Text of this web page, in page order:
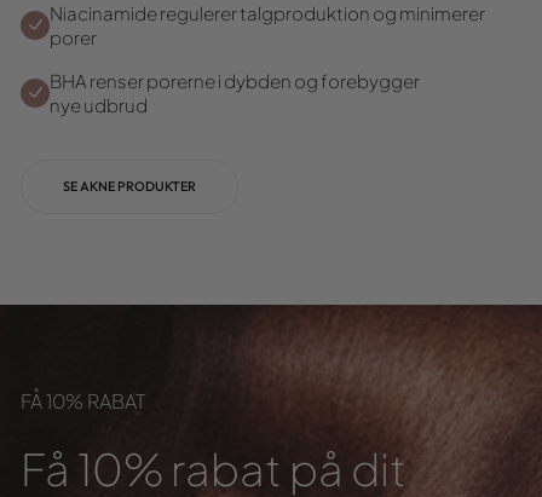
Niacinamide regulerer talgproduktion og minimerer
porer
BHA renser porerne i dybden og forebygger
nye udbrud
SE AKNE PRODUKTER
FÅ 10% RABAT
Få 10% rabat på dit